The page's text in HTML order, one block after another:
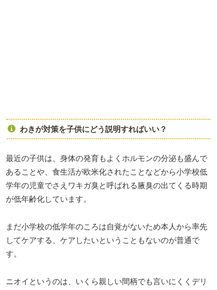
わきが対策を子供にどう説明すればいい？
最近の子供は、身体の発育もよくホルモンの分泌も盛んで
あることや、食生活が欧米化されたことなどから小学校低
学年の児童でさえワキガ臭と呼ばれる腋臭の出てくる時期
が低年齢化しています。
まだ小学校の低学年のころは自覚がないため本人から率先
してケアする、ケアしたいということもないのが普通で
す。
ニオイというのは、いくら親しい間柄でも言いにくくデリ